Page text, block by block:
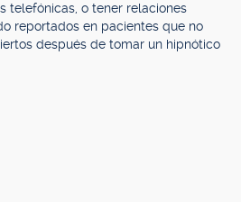
telefónicas, o tener relaciones
reportados en pacientes que no
después de tomar un hipnótico